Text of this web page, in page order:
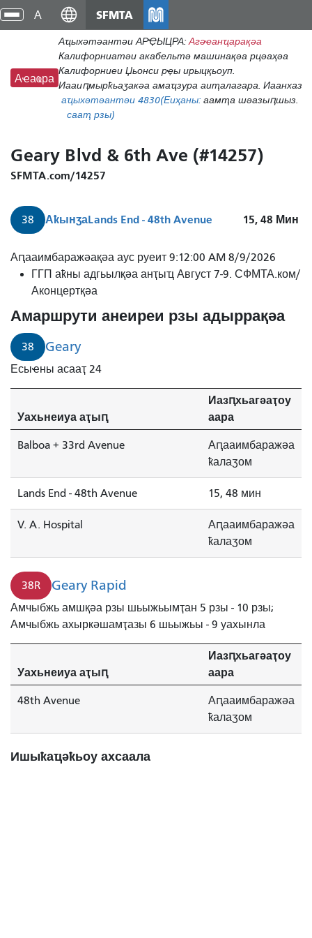
Аҵакы
хада
ахь
аиасра
SFMTA
Агәҽанҵарақәа
Аҵыхәтәантәи АРҾЫЦРА:
Калифорниатәи акабельтә машинақәа рцәаҳәа
Калифорниеи Џьонси рҿы ирыцқьоуп.
Иааиԥмырҟьаӡакәа амаҵзура аиҭалагара. Иаанхаз
аамҭа шәазыԥшыз.
(Еиҳаны:
30
аҵыхәтәантәи 48
сааҭ рзы)
Аҽаҩра
Geary Blvd & 6th Ave (#14257)
SFMTA.com/14257
38 АҟынӡаLands End - 48th Avenue 15, 48 Мин
Аԥааимбаражәақәа аус руеит 9:12:00 AM 8/9/2026
ГГП аҟны адгьылқәа анҭыҵ Август 7-9. СФМТА.ком/
Аконцертқәа
Амаршрути анеиреи рзы адыррақәа
38 Geary
Есыҽны асааҭ 24
Уахьнеиуа аҭыԥ
Иазԥхьагәаҭоу
аара
Balboa + 33rd Avenue
Аԥааимбаражәа
ҟалаӡом
Lands End - 48th Avenue 15, 48 мин
V. A. Hospital
Аԥааимбаражәа
ҟалаӡом
38R Geary Rapid
Амчыбжь амшқәа рзы шьыжьымҭан 5 рзы - 10 рзы;
Амчыбжь ахыркәшамҭазы 6 шьыжьы - 9 уахынла
Уахьнеиуа аҭыԥ
Иазԥхьагәаҭоу
аара
48th Avenue
Аԥааимбаражәа
ҟалаӡом
Ишыҟаҵәҟьоу ахсаала